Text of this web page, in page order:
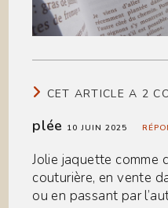
CET ARTICLE A 2
plée 10 JUIN 2025
Jolie jaquette comme
couturière, en vente
ou en passant par